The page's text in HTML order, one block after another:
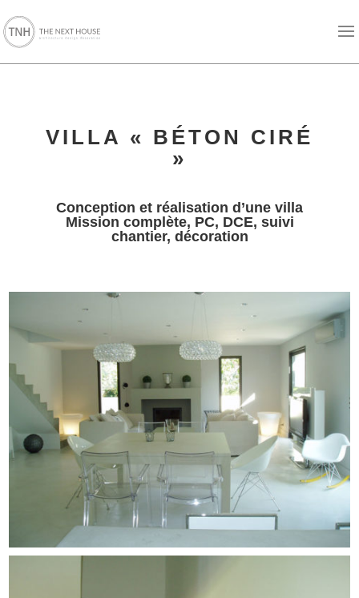
VILLA « BÉTON CIRÉ
»
Conception et réalisation d’une villa
Mission complète, PC, DCE, suivi
chantier, décoration